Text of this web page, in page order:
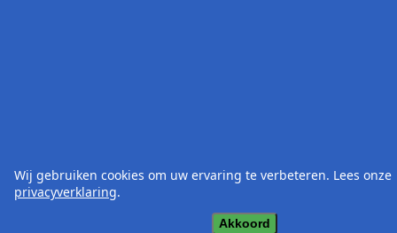
Wij gebruiken cookies om uw ervaring te verbeteren. Lees onze
privacyverklaring.
Akkoord